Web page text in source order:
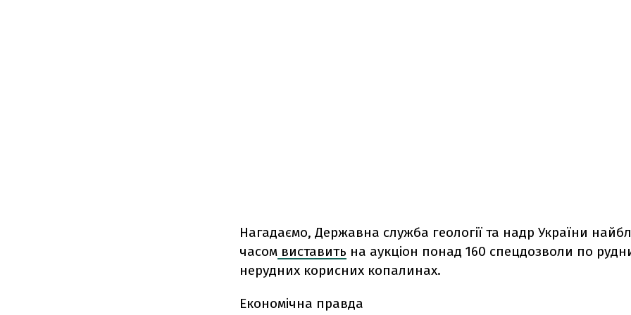
Нагадаємо, Державна служба геології та надр України
часом виставить на аукціон понад 160 спецдозволи по
нерудних корисних копалинах.
Економічна правда